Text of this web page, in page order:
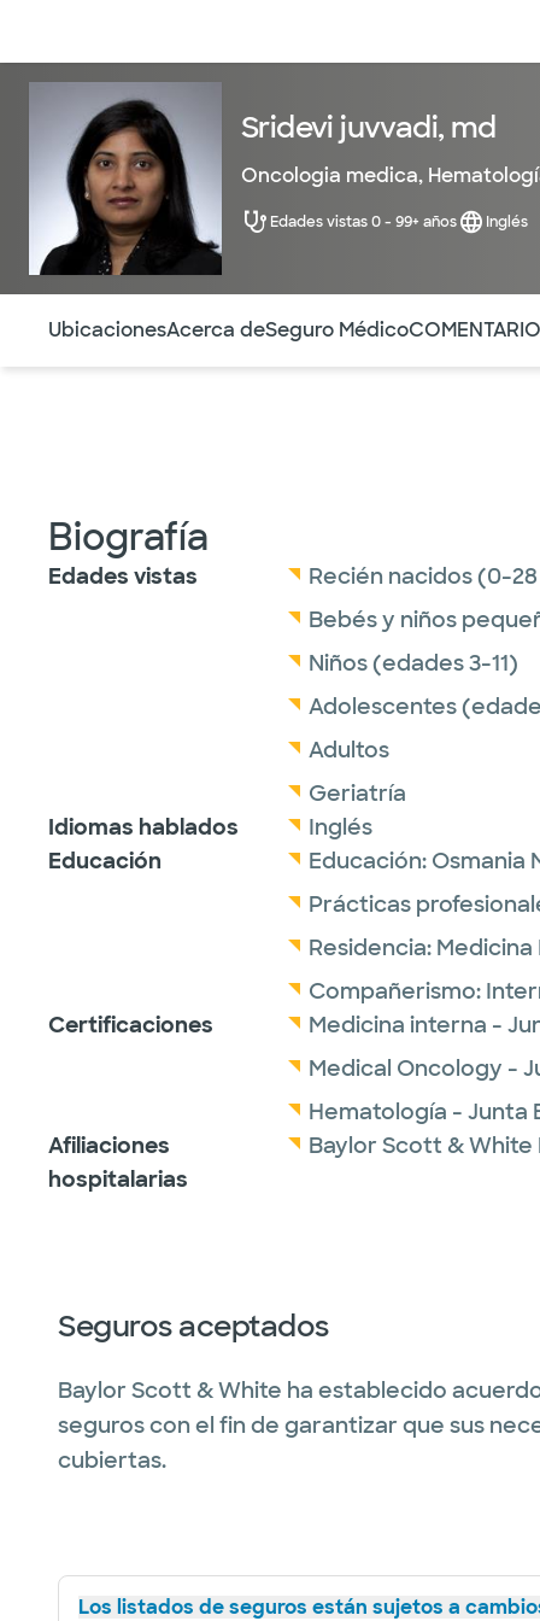
Sridevi juvvadi, md
Oncologia medica,
Edades vistas 0 - 99+ años Inglés
UbicacionesAcerca deSeguro Médico
Biografía
Edades vistas
Recién nacidos (0-
Bebés y niños
Niños (edades 3-11)
Adolescentes
Adultos
Geriatría
Idiomas hablados
Inglés
Educación
Educación: Osmania
Prácticas
Residencia: Medicina
Compañerismo:
Certificaciones
Medicina interna -
Medical Oncology -
Hematología - Junta
Afiliaciones
hospitalarias
Baylor Scott &
Seguros aceptados
Baylor Scott & White ha establecido
seguros con el fin de garantizar que sus
cubiertas.
Los listados de seguros están sujetos a